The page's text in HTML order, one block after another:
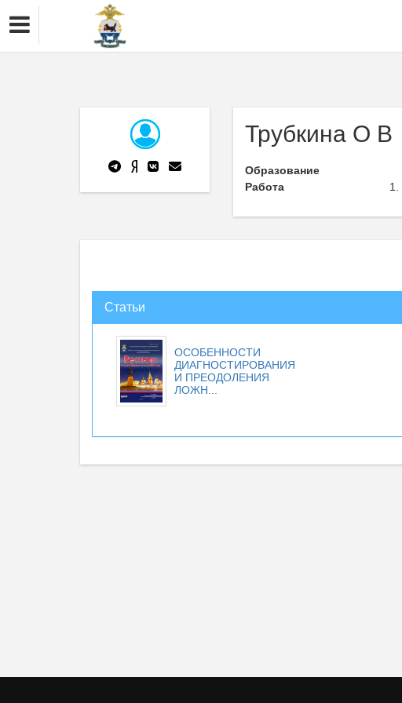
Трубкина О В
Образование
Работа
Статьи
ОСОБЕННОСТИ
ДИАГНОСТИРОВАНИЯ
И ПРЕОДОЛЕНИЯ
ЛОЖН...